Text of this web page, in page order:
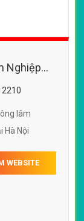
Nghiệp
lâm
Hà Nội
WEBSITE